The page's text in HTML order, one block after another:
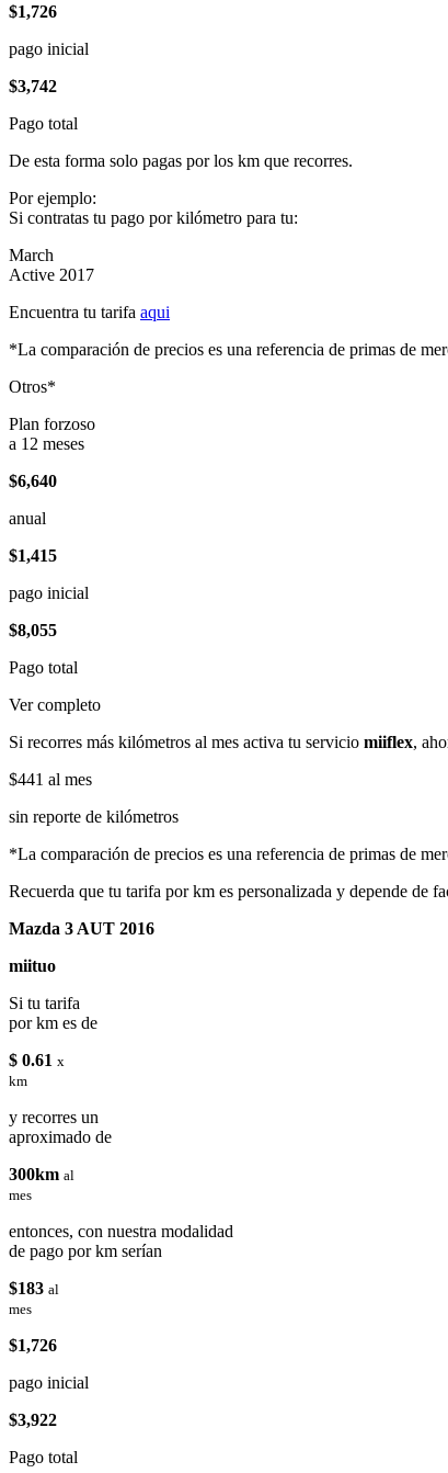
$1,726
pago inicial
$3,742
Pago total
De esta forma solo pagas por los km que recorres.
Por ejemplo:
Si contratas tu pago por kilómetro para tu:
March
Active 2017
Encuentra tu tarifa aqui
*La comparación de precios es una referencia de primas de
Otros*
Plan forzoso
a 12 meses
$6,640
anual
$1,415
pago inicial
$8,055
Pago total
Ver completo
Si recorres más kilómetros al mes activa tu servicio miiflex,
$441 al mes
sin reporte de kilómetros
*La comparación de precios es una referencia de primas de
Recuerda que tu tarifa por km es personalizada y depende de
Mazda 3 AUT 2016
miituo
Si tu tarifa
por km es de
$ 0.61 x
km
y recorres un
aproximado de
300km al
mes
entonces, con nuestra modalidad
de pago por km serían
$183 al
mes
$1,726
pago inicial
$3,922
Pago total